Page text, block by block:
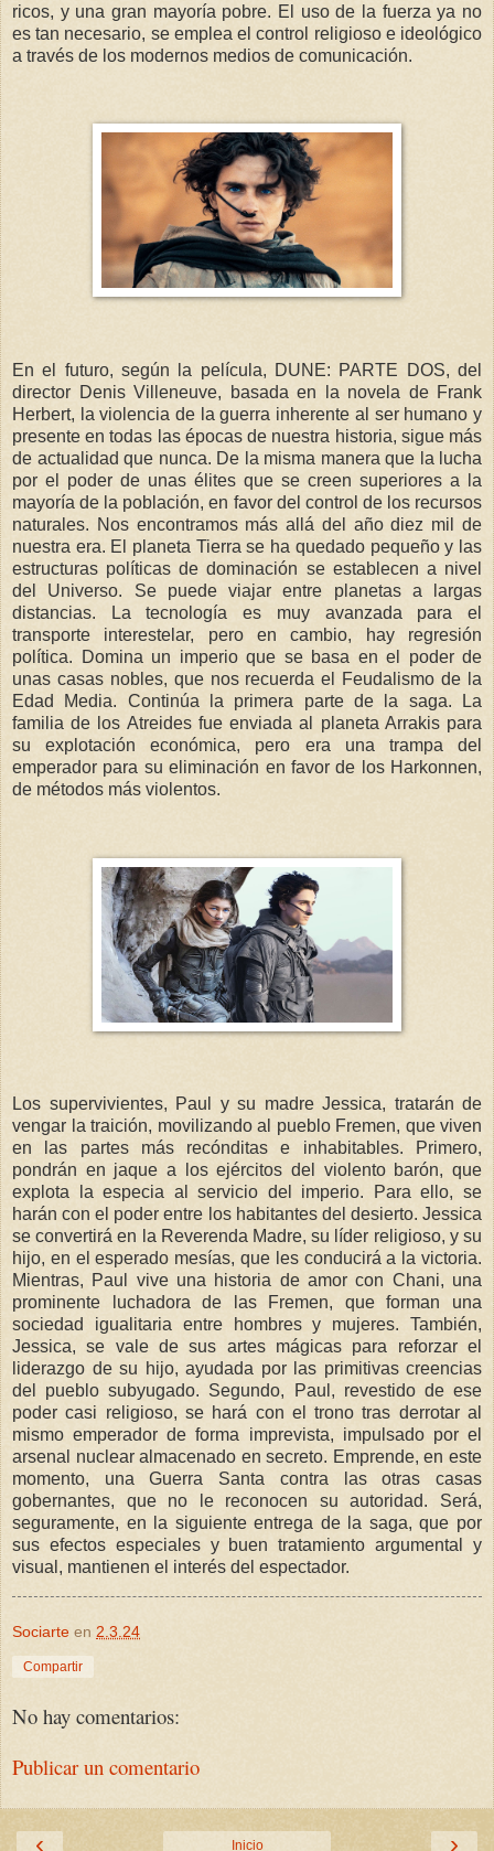
ricos, y una gran mayoría pobre. El uso de la fuerza ya no
es tan necesario, se emplea el control religioso e ideológico
a través de los modernos medios de comunicación.
En el futuro, según la película, DUNE: PARTE DOS, del
director Denis Villeneuve, basada en la novela de Frank
Herbert, la violencia de la guerra inherente al ser humano y
presente en todas las épocas de nuestra historia, sigue más
de actualidad que nunca. De la misma manera que la lucha
por el poder de unas élites que se creen superiores a la
mayoría de la población, en favor del control de los recursos
naturales. Nos encontramos más allá del año diez mil de
nuestra era. El planeta Tierra se ha quedado pequeño y las
estructuras políticas de dominación se establecen a nivel
del Universo. Se puede viajar entre planetas a largas
distancias. La tecnología es muy avanzada para el
transporte interestelar, pero en cambio, hay regresión
política. Domina un imperio que se basa en el poder de
unas casas nobles, que nos recuerda el Feudalismo de la
Edad Media. Continúa la primera parte de la saga. La
familia de los Atreides fue enviada al planeta Arrakis para
su explotación económica, pero era una trampa del
emperador para su eliminación en favor de los Harkonnen,
de métodos más violentos.
Los supervivientes, Paul y su madre Jessica, tratarán de
vengar la traición, movilizando al pueblo Fremen, que viven
en las partes más recónditas e inhabitables. Primero,
pondrán en jaque a los ejércitos del violento barón, que
explota la especia al servicio del imperio. Para ello, se
harán con el poder entre los habitantes del desierto. Jessica
se convertirá en la Reverenda Madre, su líder religioso, y su
hijo, en el esperado mesías, que les conducirá a la victoria.
Mientras, Paul vive una historia de amor con Chani, una
prominente luchadora de las Fremen, que forman una
sociedad igualitaria entre hombres y mujeres. También,
Jessica, se vale de sus artes mágicas para reforzar el
liderazgo de su hijo, ayudada por las primitivas creencias
del pueblo subyugado. Segundo, Paul, revestido de ese
poder casi religioso, se hará con el trono tras derrotar al
mismo emperador de forma imprevista, impulsado por el
arsenal nuclear almacenado en secreto. Emprende, en este
momento, una Guerra Santa contra las otras casas
gobernantes, que no le reconocen su autoridad. Será,
seguramente, en la siguiente entrega de la saga, que por
sus efectos especiales y buen tratamiento argumental y
visual, mantienen el interés del espectador.
Sociarte en 2.3.24
Compartir
No hay comentarios:
Publicar un comentario
‹ ›
Inicio